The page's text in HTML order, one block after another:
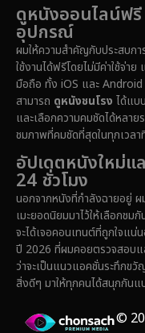
Dystopian
Emotional
Epic มหากาพย์
Family ครอบครัว
Fantasy จินตนากา
Fiction
ดูหนังออนไลน์ฟรี
อุปกรณ์
ผมให้ความสำคัญกับประสบก
ใช้งานได้ฟรีโดยไม่มีค่าใช้จ่า
มือถือ ทั้ง iOS และ
สามารถ ดูหนังชนโรง ได้แบ
และเลือกความคมชัดได้หลา
ชมภาพที่คมชัดที่สุดในทุกเวล
อัปเดตหนังใหม่แ
24 ชั่วโมง
นอกจากหนังที่กำลังฉายอยู่
เมะยอดนิยมมาไว้ให้เลือกชม
จะได้เจอคอนเทนต์ที่ถูกใจแน่
ปี 2026 ที่ผมคอยตรวจสอบแ
ว่าจะเป็นแนวแอคชั่นระทึกข
สิ่งดีๆ มาให้ทุกคนได้สนุกกันแ
©